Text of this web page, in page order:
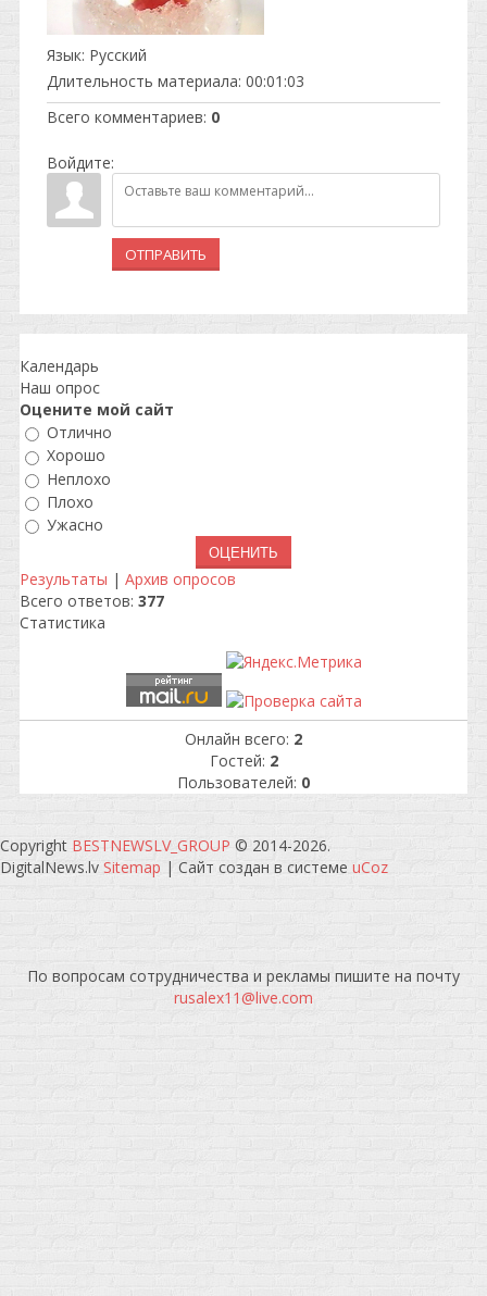
Язык: Русский
Длительность материала: 00:01:03
Всего комментариев: 0
Войдите:
ОТПРАВИТЬ
Календарь
Наш опрос
Оцените мой сайт
Отлично
Хорошо
Неплохо
Плохо
Ужасно
Результаты | Архив опросов
Всего ответов: 377
Статистика
Онлайн всего: 2
Гостей: 2
Пользователей: 0
Copyright BESTNEWSLV_GROUP © 2014-2026.
DigitalNews.lv Sitemap | Сайт создан в системе uCoz
По вопросам сотрудничества и рекламы пишите на почту
rusalex11@live.com